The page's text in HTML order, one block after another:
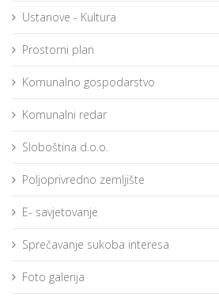
Ustanove - Kultura
Prostorni plan
Komunalno gospodarstvo
Komunalni redar
Sloboština d.o.o.
Poljoprivredno zemljište
E- savjetovanje
Sprečavanje sukoba interesa
Foto galerija